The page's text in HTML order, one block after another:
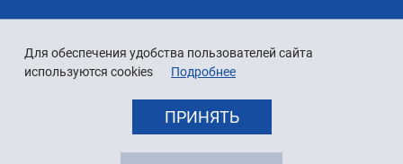
Для обеспечения удобства пользователей сайта
используются cookies
Подробнее
ПРИНЯТЬ